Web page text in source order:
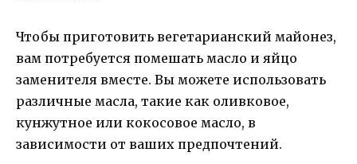
Чтобы приготовить вегетарианский майонез,
вам потребуется помешать масло и яйцо
заменителя вместе. Вы можете использовать
различные масла, такие как оливковое,
кунжутное или кокосовое масло, в
зависимости от ваших предпочтений.